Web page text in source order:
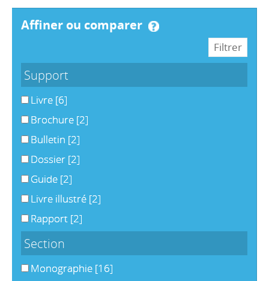
affiner ou comparer
Support
Livre [6]
Brochure [2]
Bulletin [2]
Dossier [2]
Guide [2]
Livre illustré [2]
Rapport [2]
Section
Monographie [16]